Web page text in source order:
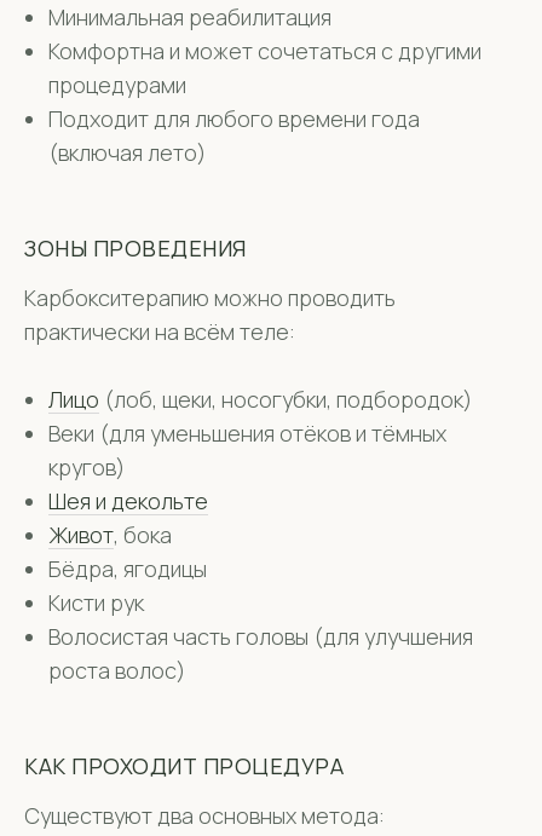
Минимальная реабилитация
Комфортна и может сочетаться с другими
процедурами
Подходит для любого времени года
(включая лето)
ЗОНЫ ПРОВЕДЕНИЯ
Карбокситерапию можно проводить
практически на всём теле:
Лицо (лоб, щеки, носогубки, подбородок)
Веки (для уменьшения отёков и тёмных
кругов)
Шея и декольте
Живот, бока
Бёдра, ягодицы
Кисти рук
Волосистая часть головы (для улучшения
роста волос)
КАК ПРОХОДИТ ПРОЦЕДУРА
Существуют два основных метода: